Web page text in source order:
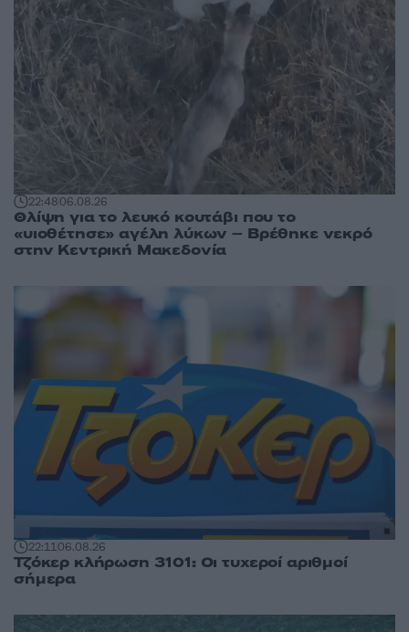
22:4806.08.26
Θλίψη για το λευκό κουτάβι που το
«υιοθέτησε» αγέλη λύκων – Βρέθηκε νεκρό
στην Κεντρική Μακεδονία
22:1106.08.26
Τζόκερ κλήρωση 3101: Οι τυχεροί αριθμοί
σήμερα